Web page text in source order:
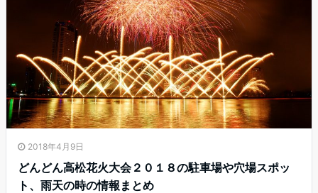
2018年4月9日
どんどん高松花火大会２０１８の駐車場や穴場スポッ
ト、雨天の時の情報まとめ